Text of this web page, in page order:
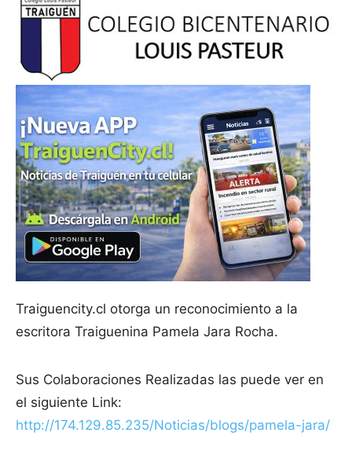
Traiguencity.cl otorga un reconocimiento a la
escritora Traiguenina Pamela Jara Rocha.
Sus Colaboraciones Realizadas las puede ver en
el siguiente Link:
http://174.129.85.235/Noticias/blogs/pamela-jara/